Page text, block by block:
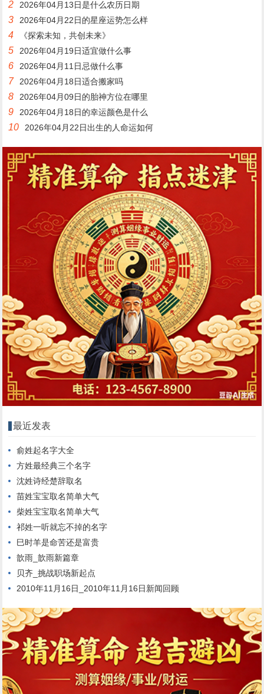
2 2026年04月13日是什么农历日期
3 2026年04月22日的星座运势怎么样
4 《探索未知，共创未来》
5 2026年04月19日适宜做什么事
6 2026年04月11日忌做什么事
7 2026年04月18日适合搬家吗
8 2026年04月09日的胎神方位在哪里
9 2026年04月18日的幸运颜色是什么
10 2026年04月22日出生的人命运如何
最近发表
俞姓起名字大全
方姓最经典三个名字
沈姓诗经楚辞取名
苗姓宝宝取名简单大气
柴姓宝宝取名简单大气
祁姓一听就忘不掉的名字
巳时羊是命苦还是富贵
歆雨_歆雨新篇章
贝齐_挑战职场新起点
2010年11月16日_2010年11月16日新闻回顾